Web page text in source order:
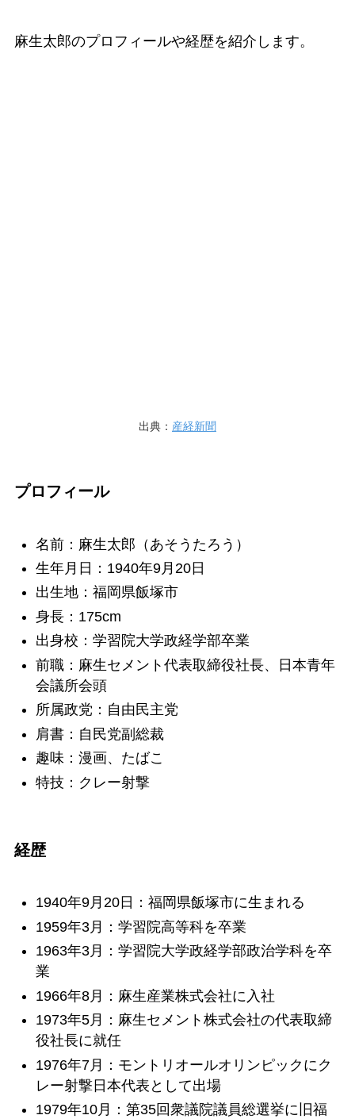
麻生太郎のプロフィールや経歴を紹介します。
出典： 産経新聞
プロフィール
名前：麻生太郎（あそうたろう）
生年月日：1940年9月20日
出生地：福岡県飯塚市
身長：175cm
出身校：学習院大学政経学部卒業
前職：麻生セメント代表取締役社長、日本青年
会議所会頭
所属政党：自由民主党
肩書：自民党副総裁
趣味：漫画、たばこ
特技：クレー射撃
経歴
1940年9月20日：福岡県飯塚市に生まれる
1959年3月：学習院高等科を卒業
1963年3月：学習院大学政経学部政治学科を卒
業
1966年8月：麻生産業株式会社に入社
1973年5月：麻生セメント株式会社の代表取締
役社長に就任
1976年7月：モントリオールオリンピックにク
レー射撃日本代表として出場
1979年10月：第35回衆議院議員総選挙に旧福